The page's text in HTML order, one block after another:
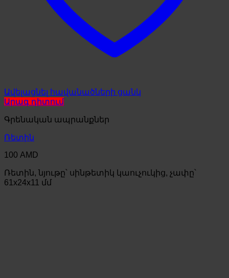
Ավելացնել հավանածների ցանկ
Արագ դիտում
Գրենական ապրանքներ
Ռետին
100 AMD
Ռետին, նյութը՝ սինթետիկ կաուչուկից, չափը՝
61x24x11 մմ